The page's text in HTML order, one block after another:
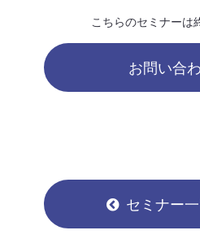
こちらのセミナーは
お問い合
セミナー